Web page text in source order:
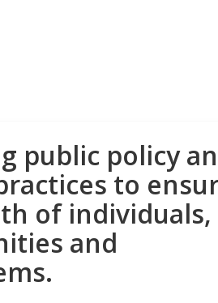
public policy
to
of individuals,
and